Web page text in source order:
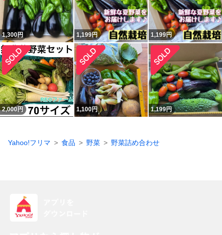
1,300円 1,199円 1,199円
2,000 円 1,100円 1,199円
Yahoo!フリマ 食品 野菜 野菜詰め合わせ